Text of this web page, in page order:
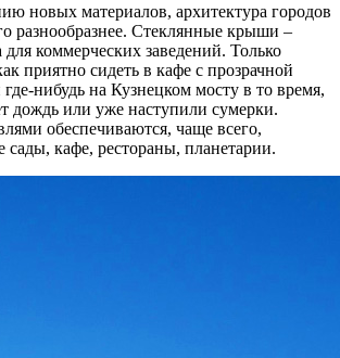
новых материалов, архитектура городов
разнообразнее. Стеклянные крыши –
для коммерческих заведений. Только
приятно сидеть в кафе с прозрачной
нибудь на Кузнецком мосту в то время,
дождь или уже наступили сумерки.
обеспечиваются, чаще всего,
сады, кафе, рестораны, планетарии.